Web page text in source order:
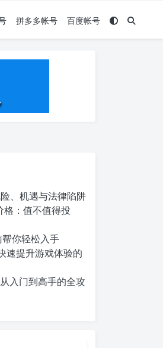
拼多多帐号 百度帐号
、机遇与法律陷阱
：值不值得投
你轻松入手
速提升游戏体验的
入门到高手的全攻